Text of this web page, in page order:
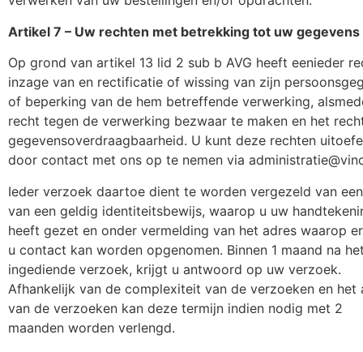
Artikel 7 – Uw rechten met betrekking tot uw gegevens
Op grond van artikel 13 lid 2 sub b AVG heeft eenieder
inzage van en rectificatie of wissing van zijn
of beperking van de hem betreffende verwerking,
recht tegen de verwerking bezwaar te maken en het
gegevensoverdraagbaarheid. U kunt deze rechten
door contact met ons op te nemen via
Ieder verzoek daartoe dient te worden vergezeld van
van een geldig identiteitsbewijs, waarop u uw
heeft gezet en onder vermelding van het adres waarop
u contact kan worden opgenomen. Binnen 1 maand na
ingediende verzoek, krijgt u antwoord op uw verzoek.
Afhankelijk van de complexiteit van de verzoeken en het
van de verzoeken kan deze termijn indien nodig met 2
maanden worden verlengd.